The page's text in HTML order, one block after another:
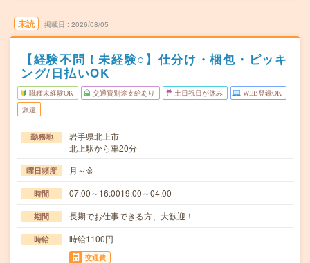
未読 掲載日 2026/08/05
【経験不問！未経験○】仕分け・梱包・ピッキ
ング/日払いOK
職種未経験OK 交通費別途支給あり 土日祝日が休み WEB登録OK
派遣
勤務地
岩手県北上市
北上駅から車20分
曜日頻度 月～金
時間 07:00～16:0019:00～04:00
期間 長期でお仕事できる方、大歓迎！
時給 時給1100円
交通費